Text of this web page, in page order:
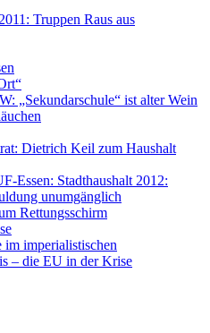
Truppen Raus aus
„Sekundarschule“ ist alter Wein
Dietrich Keil zum Haushalt
Essen: Stadthaushalt 2012:
unumgänglich
Rettungsschirm
im imperialistischen
– die EU in der Krise